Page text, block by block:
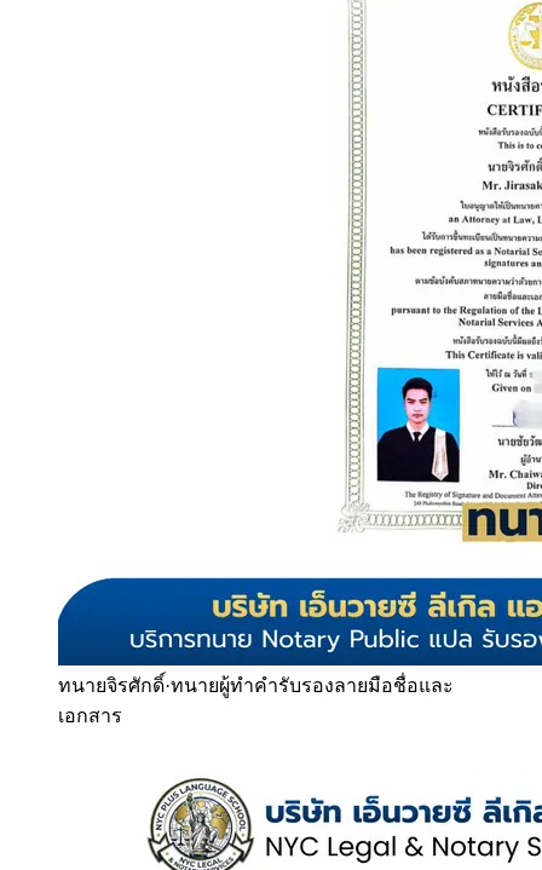
ทนายจิรศักดิ์·ทนายผู้ทำคำรับรองลายมือชื่อและ
เอกสาร